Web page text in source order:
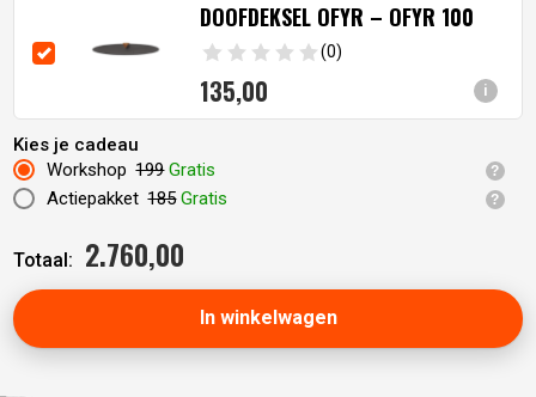
i
DOOFDEKSEL OFYR – OFYR 100
(0)
135,00
Kies je cadeau
Workshop 199Gratis
Actiepakket 185Gratis
Totaal: 2.760,00
In winkelwagen